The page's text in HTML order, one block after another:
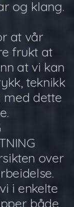
og klang.
at vår
frukt at
at vi kan
teknikk
dette
over
i enkelte
både